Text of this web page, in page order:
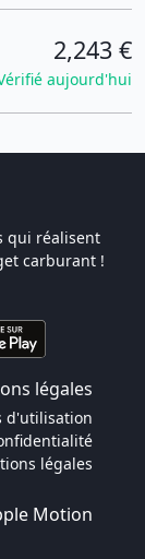
2,243 €
aujourd'hui
qui réalisent
carburant !
légales
d'utilisation
légales
Motion